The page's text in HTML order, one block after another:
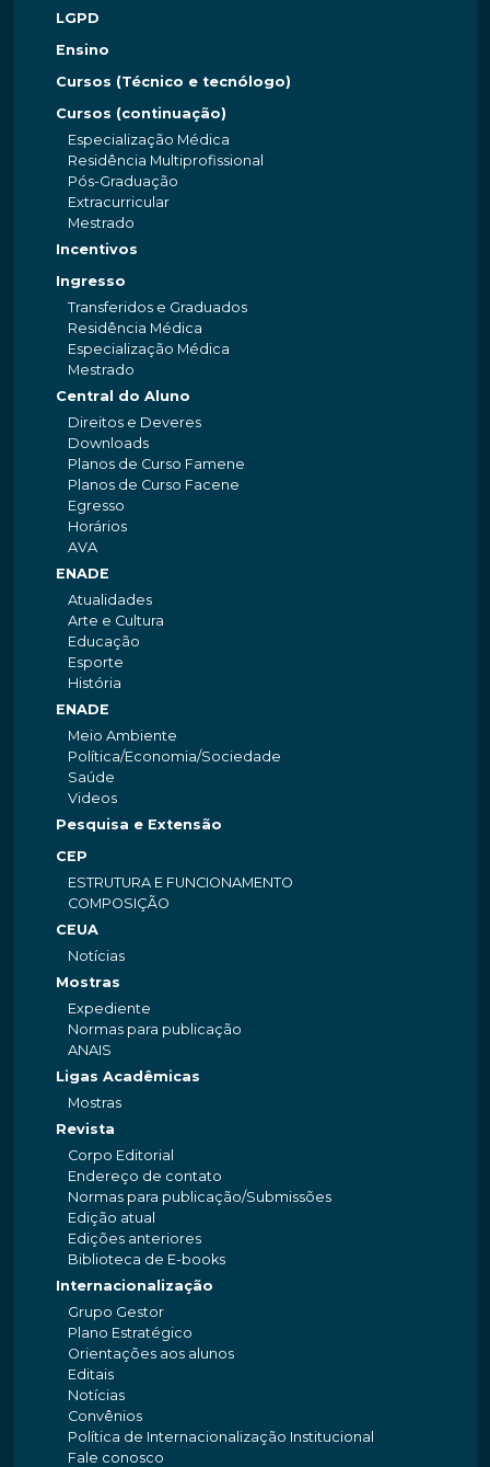
LGPD
Ensino
Cursos (Técnico e tecnólogo)
Cursos (continuação)
Especialização Médica
Residência Multiprofissional
Pós-Graduação
Extracurricular
Mestrado
Incentivos
Ingresso
Transferidos e Graduados
Residência Médica
Especialização Médica
Mestrado
Central do Aluno
Direitos e Deveres
Downloads
Planos de Curso Famene
Planos de Curso Facene
Egresso
Horários
AVA
ENADE
Atualidades
Arte e Cultura
Educação
Esporte
História
ENADE
Meio Ambiente
Política/Economia/Sociedade
Saúde
Videos
Pesquisa e Extensão
CEP
ESTRUTURA E FUNCIONAMENTO
COMPOSIÇÃO
CEUA
Notícias
Mostras
Expediente
Normas para publicação
ANAIS
Ligas Acadêmicas
Mostras
Revista
Corpo Editorial
Endereço de contato
Normas para publicação/Submissões
Edição atual
Edições anteriores
Biblioteca de E-books
Internacionalização
Grupo Gestor
Plano Estratégico
Orientações aos alunos
Editais
Notícias
Convênios
Política de Internacionalização Institucional
Fale conosco